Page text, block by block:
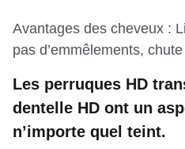
Avantages des cheveux :
pas d’emmêlements,
Les perruques HD
dentelle HD ont un
n’importe quel teint.